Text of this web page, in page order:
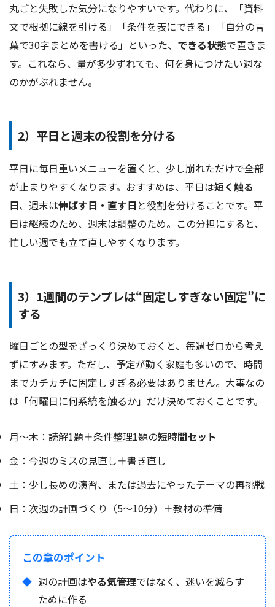
丸ごと失敗した気分になりやすいです。代わりに、「資料
文で根拠に線を引ける」「条件を表にできる」「自分の言
葉で30字まとめを書ける」といった、 できる状態で置きま
す。これなら、量が多少ずれても、何を身につけたい週な
のかがぶれません。
2）平日と週末の役割を分ける
平日に毎日重いメニューを置くと、少し崩れただけで全部
が止まりやすくなります。おすすめは、平日は短く触る
日、週末は伸ばす日・直す日 と役割を分けることです。平
日は継続のため、週末は調整のため。この分担にすると、
忙しい週でも立て直しやすくなります。
3）1週間のテンプレは“固定しすぎない固定”に
する
曜日ごとの型をざっくり決めておくと、毎週ゼロから考え
ずにすみます。ただし、予定が動く家庭も多いので、時間
までカチカチに固定しすぎる必要はありません。大事なの
は「何曜日に何系統を触るか」だけ決めておくことです。
月〜木：読解1題＋条件整理1題の短時間セット
金：今週のミスの見直し＋書き直し
土：少し長めの演習、または過去にやったテーマの再挑戦
日：次週の計画づくり（5〜10分）＋教材の準備
この章のポイント
週の計画はやる気管理ではなく、迷いを減らす
ために作る